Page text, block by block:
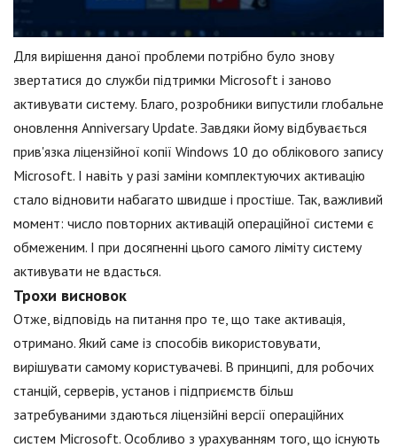
Для вирішення даної проблеми потрібно було знову
звертатися до служби підтримки Microsoft і заново
активувати систему. Благо, розробники випустили глобальне
оновлення Anniversary Update. Завдяки йому відбувається
прив'язка ліцензійної копії Windows 10 до облікового запису
Microsoft. І навіть у разі заміни комплектуючих активацію
стало відновити набагато швидше і простіше. Так, важливий
момент: число повторних активацій операційної системи є
обмеженим. І при досягненні цього самого ліміту систему
активувати не вдасться.
Трохи висновок
Отже, відповідь на питання про те, що таке активація,
отримано. Який саме із способів використовувати,
вирішувати самому користувачеві. В принципі, для робочих
станцій, серверів, установ і підприємств більш
затребуваними здаються ліцензійні версії операційних
систем Microsoft. Особливо з урахуванням того, що існують